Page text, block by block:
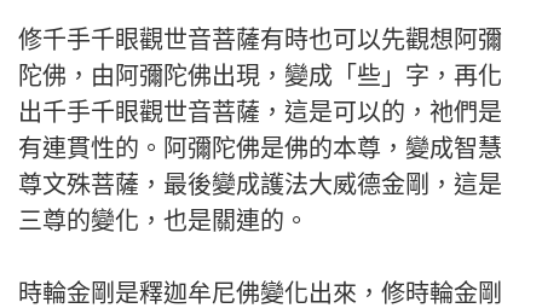
修千手千眼觀世音菩薩有時也可以先觀想阿彌
陀佛，由阿彌陀佛出現，變成「些」字，再化
出千手千眼觀世音菩薩，這是可以的，祂們是
有連貫性的。阿彌陀佛是佛的本尊，變成智慧
尊文殊菩薩，最後變成護法大威德金剛，這是
三尊的變化，也是關連的。
時輪金剛是釋迦牟尼佛變化出來，修時輪金剛